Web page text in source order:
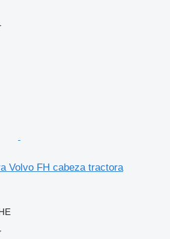
Volvo FH cabeza tractora